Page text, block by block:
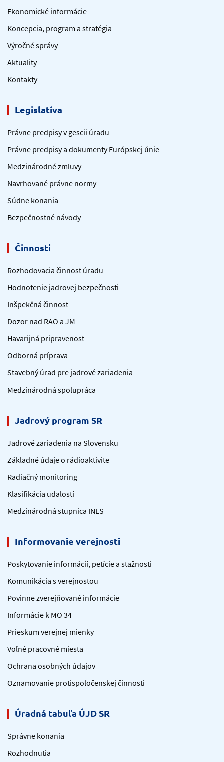
Ekonomické informácie
Koncepcia, program a stratégia
Výročné správy
Aktuality
Kontakty
Legislatíva
Právne predpisy v gescii úradu
Právne predpisy a dokumenty Európskej únie
Medzinárodné zmluvy
Navrhované právne normy
Súdne konania
Bezpečnostné návody
Činnosti
Rozhodovacia činnosť úradu
Hodnotenie jadrovej bezpečnosti
Inšpekčná činnosť
Dozor nad RAO a JM
Havarijná pripravenosť
Odborná príprava
Stavebný úrad pre jadrové zariadenia
Medzinárodná spolupráca
Jadrový program SR
Jadrové zariadenia na Slovensku
Základné údaje o rádioaktivite
Radiačný monitoring
Klasifikácia udalostí
Medzinárodná stupnica INES
Informovanie verejnosti
Poskytovanie informácií, petície a sťažnosti
Komunikácia s verejnosťou
Povinne zverejňované informácie
Informácie k MO 34
Prieskum verejnej mienky
Voľné pracovné miesta
Ochrana osobných údajov
Oznamovanie protispoločenskej činnosti
Úradná tabuľa ÚJD SR
Správne konania
Rozhodnutia